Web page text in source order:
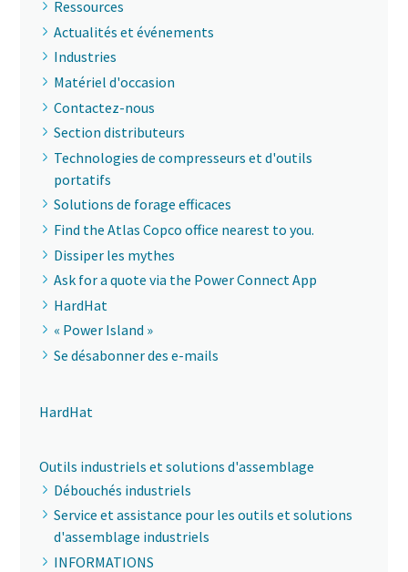
Ressources
Actualités et événements
Industries
Matériel d'occasion
Contactez-nous
Section distributeurs
Technologies de compresseurs et d'outils
portatifs
Solutions de forage efficaces
Find the Atlas Copco office nearest to you.
Dissiper les mythes
Ask for a quote via the Power Connect App
HardHat
« Power Island »
Se désabonner des e-mails
HardHat
Outils industriels et solutions d'assemblage
Débouchés industriels
Service et assistance pour les outils et solutions
d'assemblage industriels
INFORMATIONS